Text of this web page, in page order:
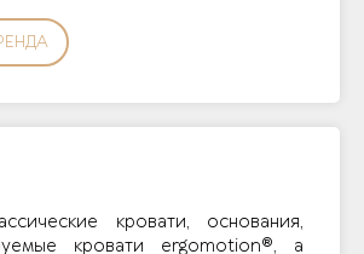
кровати, основания,
кровати ergomotion®, а